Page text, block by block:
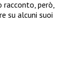
racconto, però,
su alcuni suoi